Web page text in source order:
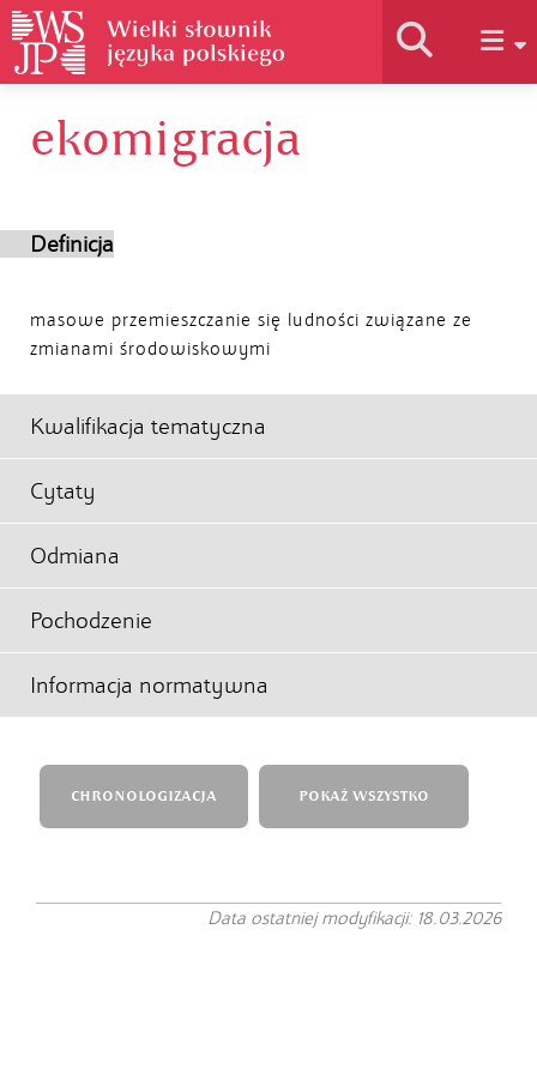
Historia słownika
ekomigracja
Definicja
masowe przemieszczanie się ludności związane ze
zmianami środowiskowymi
Kwalifikacja tematyczna
Cytaty
Odmiana
Pochodzenie
Informacja normatywna
CHRONOLOGIZACJA POKAŻ WSZYSTKO
Data ostatniej modyfikacji: 18.03.2026